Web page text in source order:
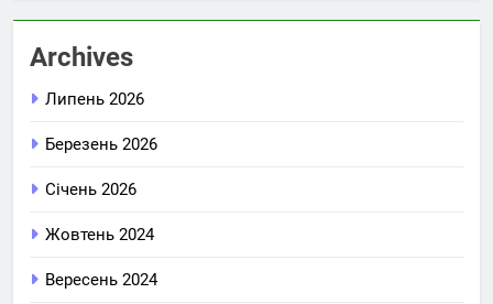
Archives
Липень 2026
Березень 2026
Січень 2026
Жовтень 2024
Вересень 2024